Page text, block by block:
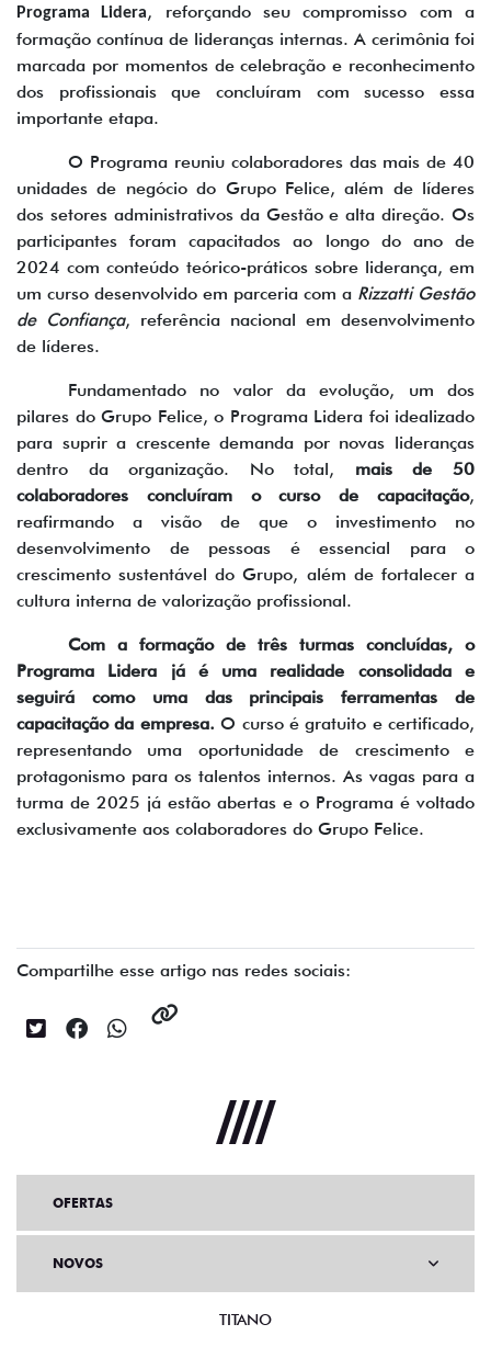
Programa Lidera, reforçando seu compromisso com a
formação contínua de lideranças internas. A cerimônia foi
marcada por momentos de celebração e reconhecimento
dos profissionais que concluíram com sucesso essa
importante etapa.
O Programa reuniu colaboradores das mais de 40
unidades de negócio do Grupo Felice, além de líderes
dos setores administrativos da Gestão e alta direção. Os
participantes foram capacitados ao longo do ano de
2024 com conteúdo teórico-práticos sobre liderança, em
um curso desenvolvido em parceria com a Rizzatti Gestão
de Confiança, referência nacional em desenvolvimento
de líderes.
Fundamentado no valor da evolução, um dos
pilares do Grupo Felice, o Programa Lidera foi idealizado
para suprir a crescente demanda por novas lideranças
dentro da organização. No total, mais de 50
colaboradores concluíram o curso de capacitação,
reafirmando a visão de que o investimento no
desenvolvimento de pessoas é essencial para o
crescimento sustentável do Grupo, além de fortalecer a
cultura interna de valorização profissional.
Com a formação de três turmas concluídas, o
Programa Lidera já é uma realidade consolidada e
seguirá como uma das principais ferramentas de
capacitação da empresa. O curso é gratuito e certificado,
representando uma oportunidade de crescimento e
protagonismo para os talentos internos. As vagas para a
turma de 2025 já estão abertas e o Programa é voltado
exclusivamente aos colaboradores do Grupo Felice.
Compartilhe esse artigo nas redes sociais:
OFERTAS
NOVOS
TITANO